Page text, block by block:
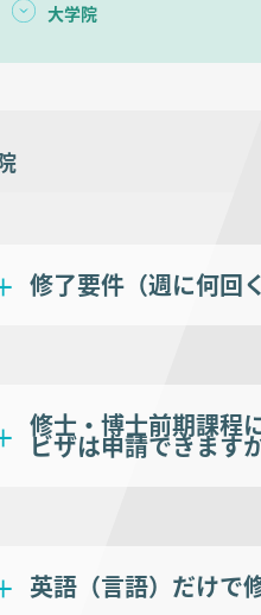
大学院
修了要件（週に何回
修士・博士前期課程
ビザは申請できます
英語（言語）だけで